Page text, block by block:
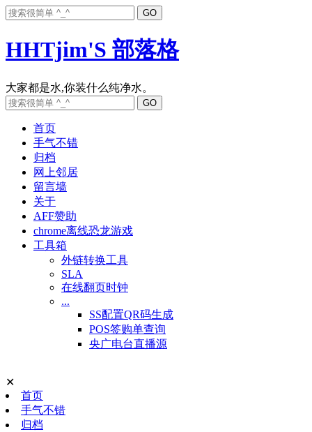
HHTjim'S 部落格
首页
手气不错
归档
网上邻居
留言墙
关于
AFF赞助
chrome离线恐龙游戏
工具箱
外链转换工具
SLA
在线翻页时钟
...
SS配置QR码生成
POS签购单查询
央广电台直播源
✕
首页
手气不错
归档